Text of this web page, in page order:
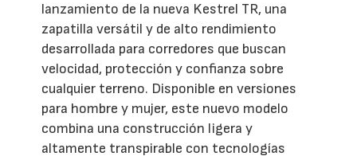
lanzamiento de la nueva Kestrel TR, una
zapatilla versátil y de alto rendimiento
desarrollada para corredores que buscan
velocidad, protección y confianza sobre
cualquier terreno. Disponible en versiones
para hombre y mujer, este nuevo modelo
combina una construcción ligera y
altamente transpirable con tecnologías